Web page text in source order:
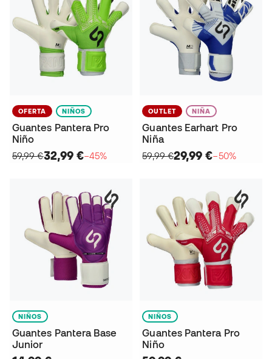
OFERTA NIÑOS
Guantes Pantera Pro
Niño
59,99 €32,99 €−45%
OUTLET NIÑA
Guantes Earhart Pro
Niña
59,99 €29,99 €−50%
NIÑOS
Guantes Pantera Base
Junior
NIÑOS
Guantes Pantera Pro
Niño